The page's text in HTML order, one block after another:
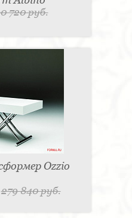
720 руб.
Ozzio
279 840 руб.